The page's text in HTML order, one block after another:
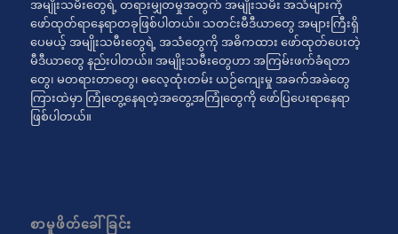
အမျိုးသမီးတွေရဲ့ တရားမျှတမှုအတွက် အမျိုးသမီး အသံများကို
ဖော်ထုတ်ရာနေရာတခုဖြစ်ပါတယ်။ သတင်းမီဒီယာတွေ အများကြီးရှိ
ပေမယ့် အမျိုးသမီးတွေရဲ့ အသံတွေကို အဓိကထား ဖော်ထုတ်ပေးတဲ့
မီဒီယာတွေ နည်းပါတယ်။ အမျိုးသမီးတွေဟာ အကြမ်းဖက်ခံရတာ
တွေ၊ မတရားတာတွေ၊ ဓလေ့ထုံးတမ်း ယဉ်ကျေးမှု အခက်အခဲတွေ
ကြားထဲမှာ ကြုံတွေ့နေရတဲ့အတွေ့အကြုံတွေကို ဖော်ပြပေးရာနေရာ
ဖြစ်ပါတယ်။
စာမူဖိတ်ခေါ်ခြင်း